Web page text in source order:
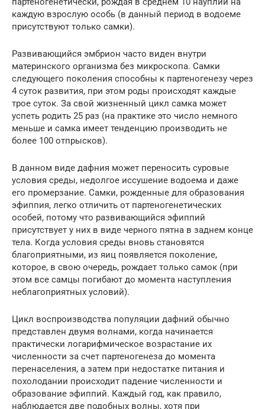
каждую взрослую особь (в данный период в водоеме
присутствуют только самки).
Развивающийся эмбрион часто виден внутри
материнского организма без микроскопа. Самки
следующего поколения способны к партеногенезу через
4 суток развития, при этом роды происходят каждые
трое суток. За свой жизненный цикл самка может
успеть родить 25 раз (на практике это число немного
меньше и самка имеет тенденцию производить не
более 100 отпрысков).
В данном виде дафния может переносить суровые
условия среды, недолгое иссушение водоема и даже
его промерзание. Самки, рожденные для образования
эфиппия, легко отличить от партеногенетических
особей, потому что развивающийся эфиппий
присутствует у них в виде черного пятна в заднем конце
тела. Когда условия среды вновь становятся
благоприятными, из яиц появляется поколение,
которое, в свою очередь, рождает только самок (при
этом все самцы погибают до момента наступления
неблагоприятных условий).
Цикл воспроизводства популяции дафний обычно
представлен двумя волнами, когда начинается
практически логарифмическое возрастание их
численности за счет партеногенеза до момента
перенаселения, а затем при недостатке питания и
похолодании происходит падение численности и
образование эфиппий. Каждый год, как правило,
наблюдается две подобных волны, хотя при